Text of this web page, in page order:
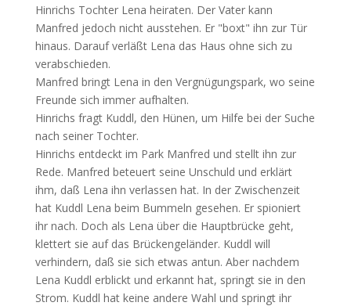
Hinrichs Tochter Lena heiraten. Der Vater kann
Manfred jedoch nicht ausstehen. Er "boxt" ihn zur Tür
hinaus. Darauf verläßt Lena das Haus ohne sich zu
verabschieden.
Manfred bringt Lena in den Vergnügungspark, wo seine
Freunde sich immer aufhalten.
Hinrichs fragt Kuddl, den Hünen, um Hilfe bei der Suche
nach seiner Tochter.
Hinrichs entdeckt im Park Manfred und stellt ihn zur
Rede. Manfred beteuert seine Unschuld und erklärt
ihm, daß Lena ihn verlassen hat. In der Zwischenzeit
hat Kuddl Lena beim Bummeln gesehen. Er spioniert
ihr nach. Doch als Lena über die Hauptbrücke geht,
klettert sie auf das Brückengeländer. Kuddl will
verhindern, daß sie sich etwas antun. Aber nachdem
Lena Kuddl erblickt und erkannt hat, springt sie in den
Strom. Kuddl hat keine andere Wahl und springt ihr